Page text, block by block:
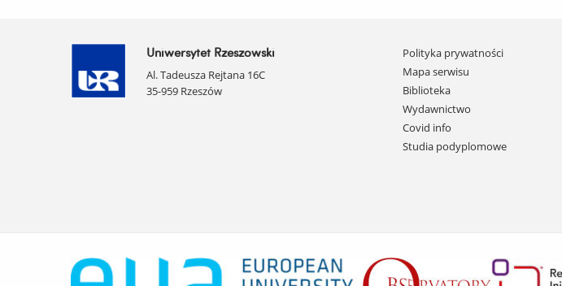
Uniwersytet Rzeszowski
Al. Tadeusza Rejtana 16C
35-959 Rzeszów
Pomiń
nawigację
i
przejdź
do
treści
Polityka prywatności
Mapa serwisu
Biblioteka
Wydawnictwo
Covid info
Studia podyplomowe